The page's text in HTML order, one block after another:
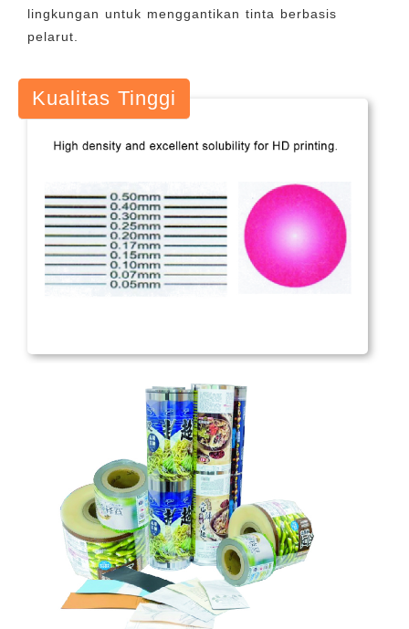
lingkungan untuk menggantikan tinta berbasis
pelarut.
Kualitas Tinggi